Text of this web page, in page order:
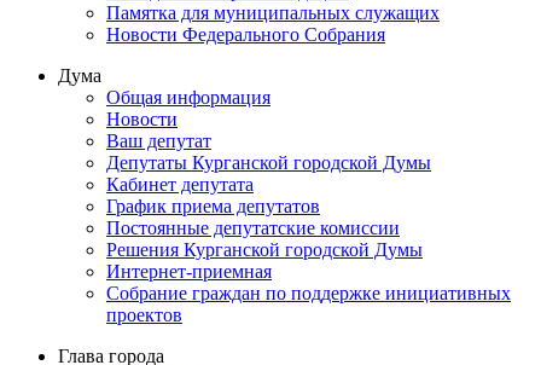
Памятка для муниципальных служащих
Новости Федерального Cобрания
Дума
Общая информация
Новости
Ваш депутат
Депутаты Курганской городской Думы
Кабинет депутата
График приема депутатов
Постоянные депутатские комиссии
Решения Курганской городской Думы
Интернет-приемная
Собрание граждан по поддержке инициативных
проектов
Глава города